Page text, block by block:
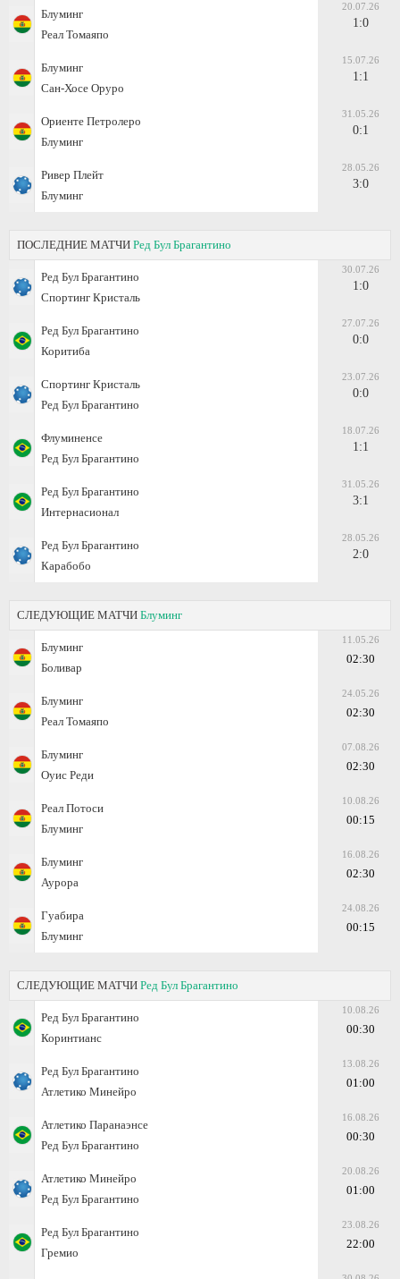
Блуминг
Реал Томаяпо
20.07.26
1:0
Блуминг
Сан-Хосе Оруро
15.07.26
1:1
Ориенте Петролеро
Блуминг
31.05.26
0:1
Ривер Плейт
Блуминг
28.05.26
3:0
ПОСЛЕДНИЕ МАТЧИ Ред Бул Брагантино
Ред Бул Брагантино
Спортинг Кристаль
30.07.26
1:0
Ред Бул Брагантино
Коритиба
27.07.26
0:0
Спортинг Кристаль
Ред Бул Брагантино
23.07.26
0:0
Флуминенсе
Ред Бул Брагантино
18.07.26
1:1
Ред Бул Брагантино
Интернасионал
31.05.26
3:1
Ред Бул Брагантино
Карабобо
28.05.26
2:0
СЛЕДУЮЩИЕ МАТЧИ Блуминг
Блуминг
Боливар
11.05.26
02:30
Блуминг
Реал Томаяпо
24.05.26
02:30
Блуминг
Оуис Реди
07.08.26
02:30
Реал Потоси
Блуминг
10.08.26
00:15
Блуминг
Аурора
16.08.26
02:30
Гуабира
Блуминг
24.08.26
00:15
СЛЕДУЮЩИЕ МАТЧИ Ред Бул Брагантино
Ред Бул Брагантино
Коринтианс
10.08.26
00:30
Ред Бул Брагантино
Атлетико Минейро
13.08.26
01:00
Атлетико Паранаэнсе
Ред Бул Брагантино
16.08.26
00:30
Атлетико Минейро
Ред Бул Брагантино
20.08.26
01:00
Ред Бул Брагантино
Гремио
23.08.26
22:00